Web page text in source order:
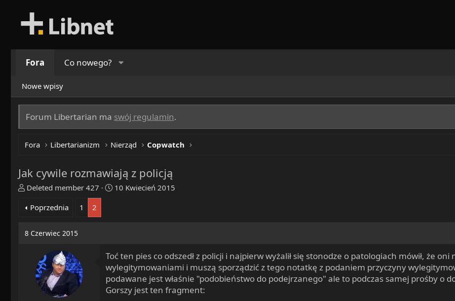
Fora Co nowego?
Nowe wpisy
Forum Libertarian ma swój regulamin.
Fora Libertarianizm Nierząd Copwatch
Jak cywile rozmawiają z policją
T
r
a
d
Deleted member 427
R
ę
t
y
10 Kwiecień 2015
Poprzednia
1 2
8 Czerwiec 2015
Toć ten pies co odszedł z policji i najpierw wyżalił się stonodze o patologiach mówił, że
wylegitymowaniami i muszą sporządzić z tego notatkę z podaniem przyczyny
podawane jest właśnie "podobieństwo do podejrzanego" ale to podczas samej prośby o
Gorszy jest ten fragment: